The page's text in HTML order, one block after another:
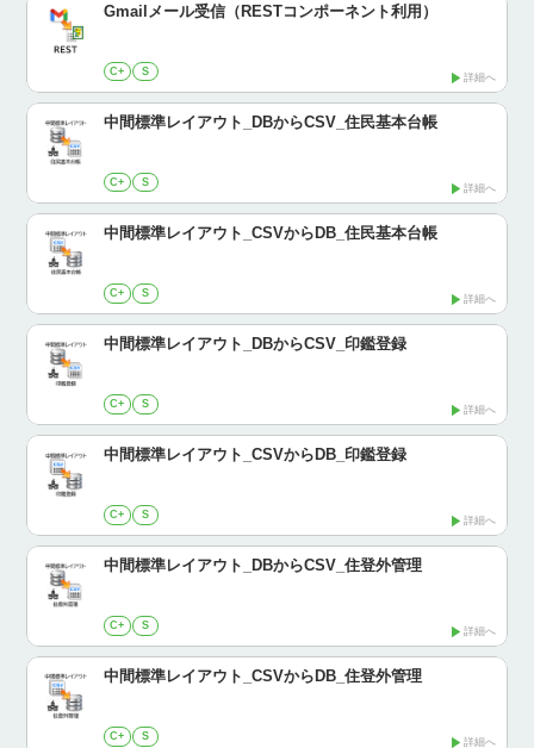
Gmailメール受信（RESTコンポーネント利用）
C+ S 詳細へ
中間標準レイアウト_DBからCSV_住民基本台帳
C+ S 詳細へ
中間標準レイアウト_CSVからDB_住民基本台帳
C+ S 詳細へ
中間標準レイアウト_DBからCSV_印鑑登録
C+ S 詳細へ
中間標準レイアウト_CSVからDB_印鑑登録
C+ S 詳細へ
中間標準レイアウト_DBからCSV_住登外管理
C+ S 詳細へ
中間標準レイアウト_CSVからDB_住登外管理
C+ S 詳細へ